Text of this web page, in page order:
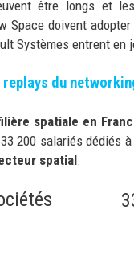
être longs et
Space doivent
Systèmes entrent en
replays du
spatiale en
200 salariés dédiés
spatial.